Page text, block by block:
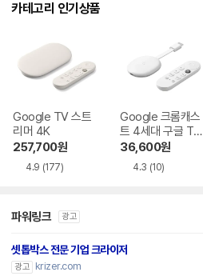
카테고리 인기상품
Google TV 스트
리머 4K
257,700원
4.9 (177)
Google 크롬캐스
트 4세대 구글 TV
4K
36,600원
4.3 (10)
파워링크 광고
셋톱박스 전문 기업 크라이저
광고
krizer.com